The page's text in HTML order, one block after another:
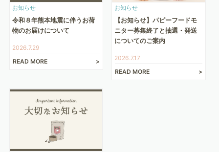
お知らせ
令和８年熊本地震に伴うお荷
物のお届けについて
2026.7.29
READ MORE
お知らせ
【お知らせ】パピーフードモ
ニター募集終了と抽選・発送
についてのご案内
2026.7.17
READ MORE